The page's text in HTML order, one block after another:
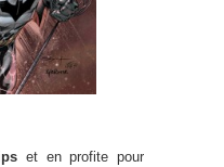
et en profite pour